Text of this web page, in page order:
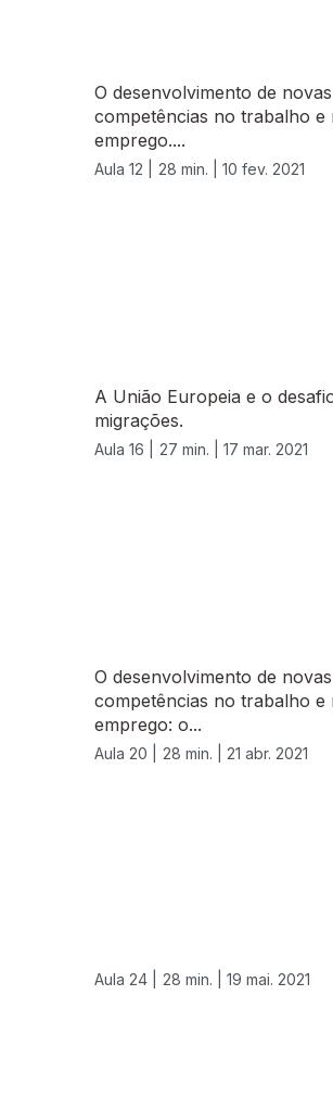
O desenvolvimento de novas
competências no trabalho e
emprego....
Aula 12 | 28 min. | 10 fev. 2021
A União Europeia e o
migrações.
Aula 16 | 27 min. | 17 mar. 2021
O desenvolvimento de novas
competências no trabalho e
emprego: o...
Aula 20 | 28 min. | 21 abr. 2021
Aula 24 | 28 min. | 19 mai. 2021